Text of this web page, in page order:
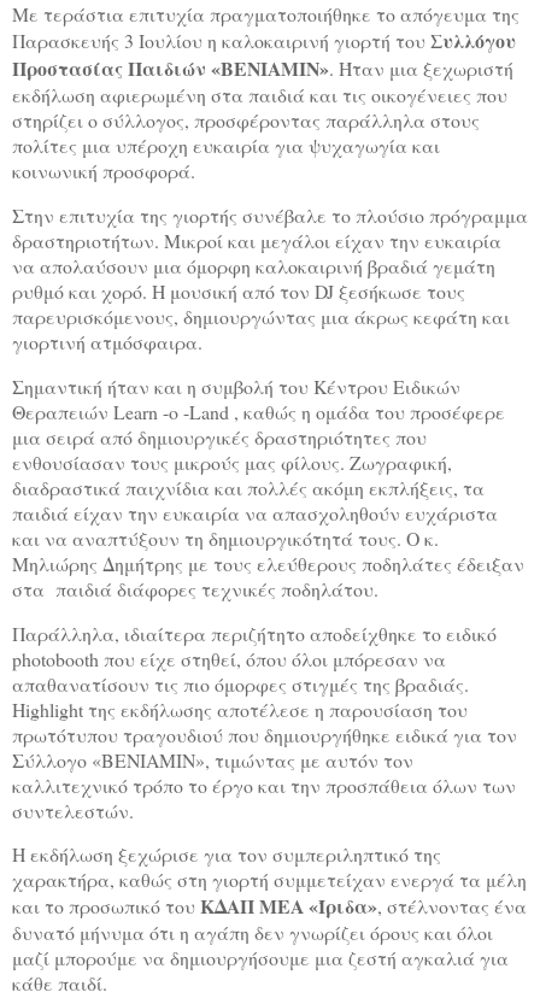
Με τεράστια επιτυχία πραγματοποιήθηκε το απόγευμα της
Παρασκευής 3 Ιουλίου η καλοκαιρινή γιορτή του Συλλόγου
Προστασίας Παιδιών «ΒΕΝΙΑΜΙΝ». Ήταν μια ξεχωριστή
εκδήλωση αφιερωμένη στα παιδιά και τις οικογένειες που
στηρίζει ο σύλλογος, προσφέροντας παράλληλα στους
πολίτες μια υπέροχη ευκαιρία για ψυχαγωγία και
κοινωνική προσφορά.
Στην επιτυχία της γιορτής συνέβαλε το πλούσιο πρόγραμμα
δραστηριοτήτων. Μικροί και μεγάλοι είχαν την ευκαιρία
να απολαύσουν μια όμορφη καλοκαιρινή βραδιά γεμάτη
ρυθμό και χορό. Η μουσική από τον DJ ξεσήκωσε τους
παρευρισκόμενους, δημιουργώντας μια άκρως κεφάτη και
γιορτινή ατμόσφαιρα.
Σημαντική ήταν και η συμβολή του Κέντρου Ειδικών
Θεραπειών Learn -o -Land , καθώς η ομάδα του προσέφερε
μια σειρά από δημιουργικές δραστηριότητες που
ενθουσίασαν τους μικρούς μας φίλους. Ζωγραφική,
διαδραστικά παιχνίδια και πολλές ακόμη εκπλήξεις, τα
παιδιά είχαν την ευκαιρία να απασχοληθούν ευχάριστα
και να αναπτύξουν τη δημιουργικότητά τους. Ο κ.
Μηλιώρης Δημήτρης με τους ελεύθερους ποδηλάτες έδειξαν
στα παιδιά διάφορες τεχνικές ποδηλάτου.
Παράλληλα, ιδιαίτερα περιζήτητο αποδείχθηκε το ειδικό
photobooth που είχε στηθεί, όπου όλοι μπόρεσαν να
απαθανατίσουν τις πιο όμορφες στιγμές της βραδιάς.
Highlight της εκδήλωσης αποτέλεσε η παρουσίαση του
πρωτότυπου τραγουδιού που δημιουργήθηκε ειδικά για τον
Σύλλογο «ΒΕΝΙΑΜΙΝ», τιμώντας με αυτόν τον
καλλιτεχνικό τρόπο το έργο και την προσπάθεια όλων των
συντελεστών.
Η εκδήλωση ξεχώρισε για τον συμπεριληπτικό της
χαρακτήρα, καθώς στη γιορτή συμμετείχαν ενεργά τα μέλη
και το προσωπικό του ΚΔΑΠ ΜΕΑ «Ίριδα», στέλνοντας ένα
δυνατό μήνυμα ότι η αγάπη δεν γνωρίζει όρους και όλοι
μαζί μπορούμε να δημιουργήσουμε μια ζεστή αγκαλιά για
κάθε παιδί.